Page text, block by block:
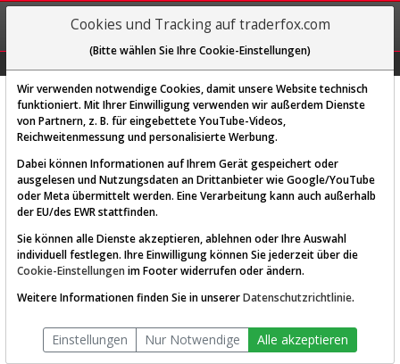
REGIS-
TRIEREN
Diese Funktion ist nur für
AKTIEN-TERMINAL
Die Aktienanalyse-Plattform von
TraderFox
Cookies und Tracking auf traderfox.com
(Bitte wählen Sie Ihre Cookie-Einstellungen)
Wir verwenden notwendige Cookies, damit unsere Website technisch
funktioniert. Mit Ihrer Einwilligung verwenden wir außerdem Dienste
von Partnern, z. B. für eingebettete YouTube-Videos,
Reichweitenmessung und personalisierte Werbung.
Dabei können Informationen auf Ihrem Gerät gespeichert oder
ausgelesen und Nutzungsdaten an Drittanbieter wie Google/YouTube
oder Meta übermittelt werden. Eine Verarbeitung kann auch außerhalb
der EU/des EWR stattfinden.
Sie können alle Dienste akzeptieren, ablehnen oder Ihre Auswahl
individuell festlegen. Ihre Einwilligung können Sie jederzeit über die
Cookie-Einstellungen im Footer widerrufen oder ändern.
Weitere Informationen finden Sie in unsererDatenschutzrichtlinie.
Einstellungen Nur Notwendige Alle akzeptieren